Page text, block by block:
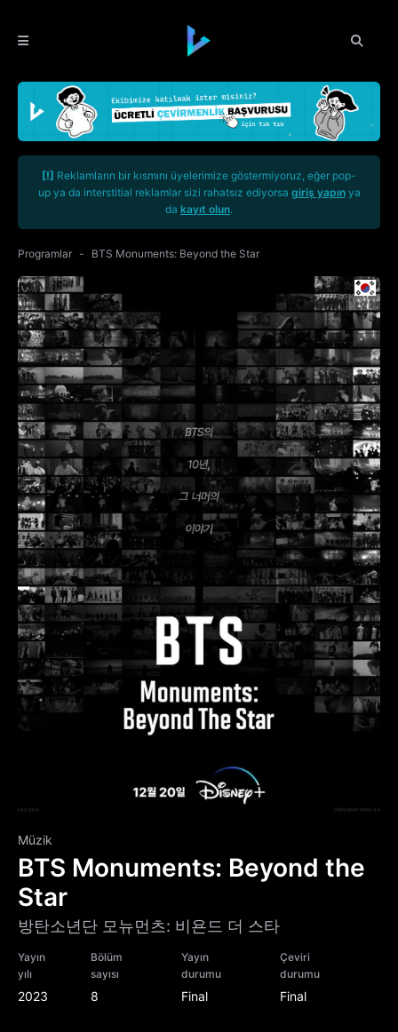
[!] Reklamların bir kısmını üyelerimize göstermiyoruz, eğer pop-
up ya da interstitial reklamlar sizi rahatsız ediyorsa giriş yapınya
da kayıt olun.
Programlar BTS Monuments: Beyond the Star
Müzik
BTS Monuments: Beyond the
Star
방탄소년단 모뉴먼츠: 비욘드 더 스타
Yayın
yılı
2023
Bölüm
sayısı
8
Yayın
durumu
Final
Çeviri
durumu
Final